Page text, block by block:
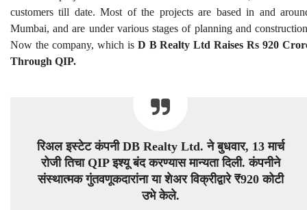
customers till date. Most of the projects are based in and
Mumbai, and are under various stages of planning and
Now the company, which is D B Realty Ltd Raises Rs 920
Through QIP.
रिअल इस्टेट कंपनी DB Realty Ltd. ने बुधवार, 13 मार्च
रोजी तिचा QIP इश्यू बंद करण्यास मान्यता दिली. कंपनीने
संस्थात्मक गुंतवणूकदारांना या शेअर विक्रीद्वारे ₹920 कोटी
उभे केले.